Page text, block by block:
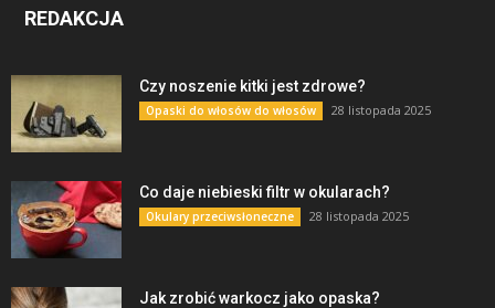
REDAKCJA
Czy noszenie kitki jest zdrowe?
Opaski do włosów do włosów 28 listopada 2025
Co daje niebieski filtr w okularach?
Okulary przeciwsłoneczne 28 listopada 2025
Jak zrobić warkocz jako opaska?